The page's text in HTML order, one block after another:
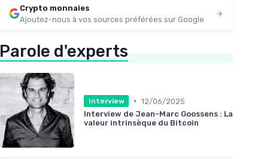
Crypto monnaies
Ajoutez-nous à vos sources préférées sur Google
Parole d'experts
Interview • 12/06/2025
Interview de Jean-Marc Goossens : La
valeur intrinsèque du Bitcoin